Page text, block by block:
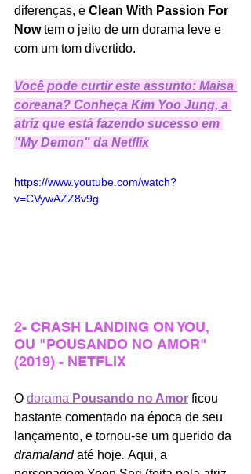
diferenças, e Clean With Passion For
Now tem o jeito de um dorama leve e
com um tom divertido.
Você pode curtir este assunto: Maisa
coreana? Conheça Kim Yoo Jung, a
atriz que está fazendo sucesso em
"My Demon" da Netflix
https://www.youtube.com/watch?
v=CVywAZZ8v9g
2- CRASH LANDING ON YOU,
OU "POUSANDO NO AMOR"
(2019) - NETFLIX
O dorama Pousando no Amor ficou
bastante comentado na época de seu
lançamento, e tornou-se um querido da
dramaland até hoje. Aqui, a